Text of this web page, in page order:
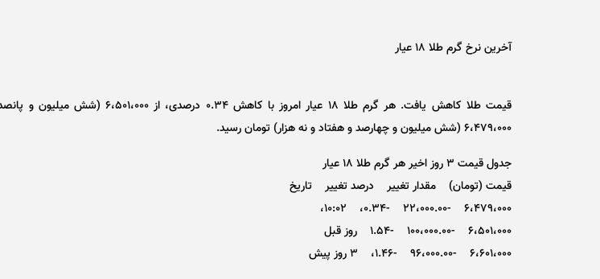
آخرین نرخ گرم طلا ۱۸ عیار
قیمت طلا کاهش یافت. هر گرم طلا ۱۸ عیار امروز با کاهش
۶،۴۷۹،۰۰۰ (شش میلیون و چهارصد و هفتاد و نه هزار) تومان رسید.
جدول قیمت ۳ روز اخیر هر گرم طلا ۱۸ عیار
قیمت (تومان) مقدار تغییر درصد تغییر تاریخ
۶،۴۷۹،۰۰۰ -۲۲،۰۰۰.۰۰ -۰.۳۴، ۱۰:۰۲،
۶،۵۰۱،۰۰۰ -۱۰۰،۰۰۰.۰۰ -۱.۵۴ روز قبل
۶،۶۰۱،۰۰۰ -۹۶،۰۰۰.۰۰ -۱.۴۶، ۳ روز پیش